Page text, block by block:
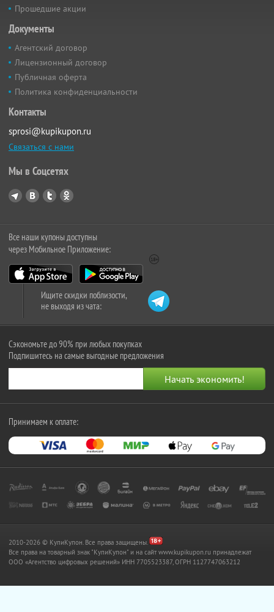
Прошедшие акции
Документы
Агентский договор
Лицензионный договор
Публичная оферта
Политика конфиденциальности
Контакты
sprosi@kupikupon.ru
Связаться с нами
Мы в Соцсетях
Все наши купоны доступны
через Мобильное Приложение:
Ищите скидки поблизости,
не выходя из чата:
Сэкономьте до 90% при любых покупках
Подпишитесь на самые выгодные предложения
Принимаем к оплате:
2010-2026 © КупиКупон. Все права защищены.
Все права на товарный знак "КупиКупон" и на сайт www.kupikupon.ru принадлежат
OOO «Агентство цифровых решений» ИНН 7705523387, ОГРН 1127747063212